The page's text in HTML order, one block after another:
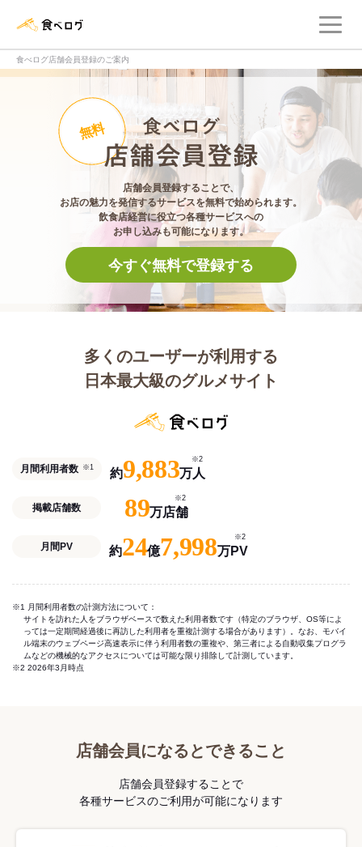
食べログ店舗会員登録のご案内
食べログ店舗会員
無料
店舗会員登録することで、
お店の魅力を発信するサービスを無料で始められます。
飲食店経営に役立つ各種サービスへの
お申し込みも可能になります。
今すぐ無料で登録する
多くのユーザーが利用する
日本最大級のグルメサイト
月間利用者数 ※1 約9,883万人
※2
掲載店舗数 89万店舗
※2
月間PV 約24億7,998万PV
※2
※1 月間利用者数の計測方法について：
サイトを訪れた人をブラウザベースで数えた利用者数です（特定のブラウザ、OS等によ
っては一定期間経過後に再訪した利用者を重複計測する場合があります）。なお、モバイ
ル端末のウェブページ高速表示に伴う利用者数の重複や、第三者による自動収集プログラ
ムなどの機械的なアクセスについては可能な限り排除して計測しています。
※2 2026年3月時点
店舗会員になるとできること
店舗会員登録することで
各種サービスのご利用が可能になります